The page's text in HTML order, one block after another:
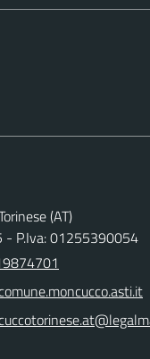
(AT)
- P.Iva: 01255390054